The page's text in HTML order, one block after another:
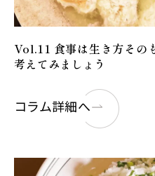
Vol.11 食事は生き方その
考えてみましょう
コラム詳細へ